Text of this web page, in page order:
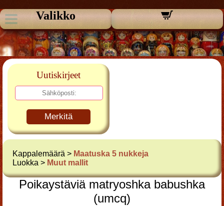
Valikko
Uutiskirjeet
Merkitä
Kappalemäärä > Maatuska 5 nukkeja
Luokka > Muut mallit
Poikaystäviä matryoshka babushka
(umcq)